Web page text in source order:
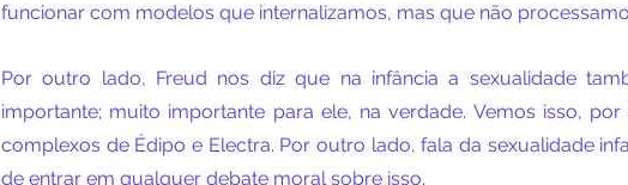
funcionar com modelos que internalizamos, mas que não
Por outro lado, Freud nos diz que na infância a sexualidade
importante; muito importante para ele, na verdade. Vemos isso,
complexos de Édipo e Electra. Por outro lado, fala da sexualidade
de entrar em qualquer debate moral sobre isso.